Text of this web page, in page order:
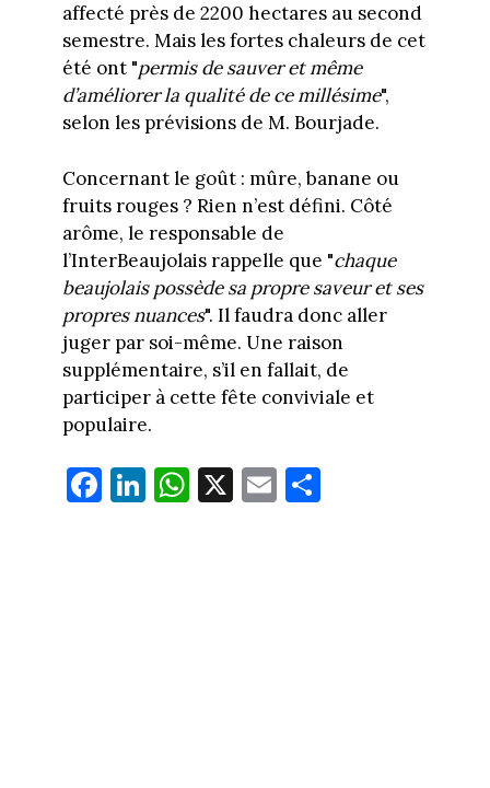
affecté près de 2200 hectares au second
semestre. Mais les fortes chaleurs de cet
été ont "permis de sauver et même
d’améliorer la qualité de ce millésime",
selon les prévisions de M. Bourjade.
Concernant le goût : mûre, banane ou
fruits rouges ? Rien n’est défini. Côté
arôme, le responsable de
l’InterBeaujolais rappelle que "chaque
beaujolais possède sa propre saveur et ses
propres nuances". Il faudra donc aller
juger par soi-même. Une raison
supplémentaire, s’il en fallait, de
participer à cette fête conviviale et
populaire.
Fa
ce
Li
nk
W
ha
X E
m
Pa